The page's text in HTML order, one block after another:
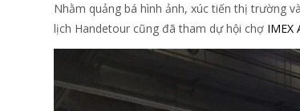
Nhằm quảng bá hình ảnh, xúc tiến thị trường
lịch Handetour cũng đã tham dự hội chợ IMEX